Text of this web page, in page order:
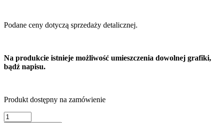
Podane ceny dotyczą sprzedaży detalicznej.
Na produkcie istnieje możliwość umieszczenia dowolnej grafiki,
bądź napisu.
Produkt dostępny na zamówienie